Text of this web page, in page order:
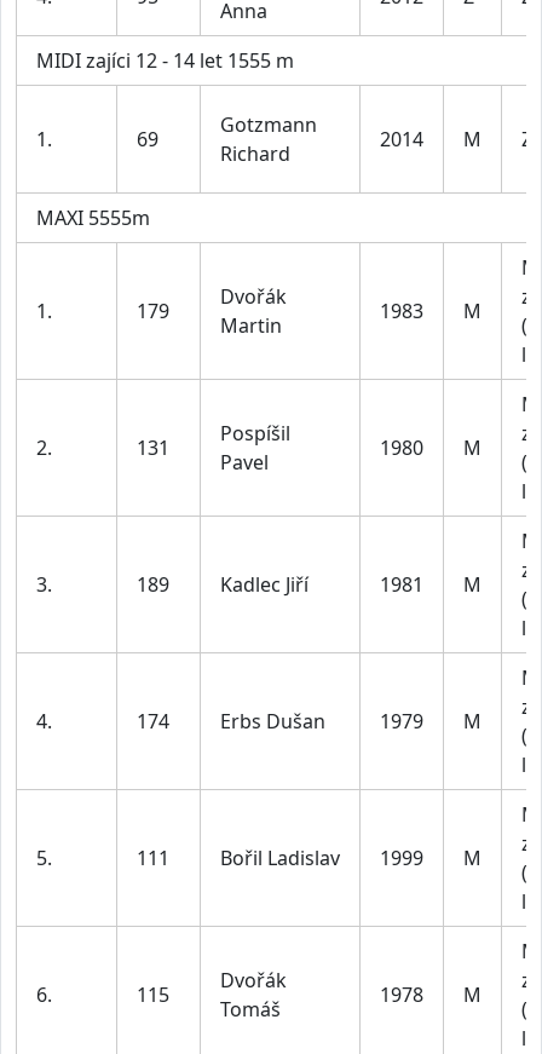
Anna
MIDI zajíci 12 - 14 let 1555 m
1. 69
Gotzmann
Richard
2014 M
MAXI 5555m
1. 179
Dvořák
Martin
1983 M
2. 131
Pospíšil
Pavel
1980 M
3. 189 Kadlec Jiří 1981 M
4. 174 Erbs Dušan 1979 M
5. 111 Bořil Ladislav 1999 M
6. 115
Dvořák
Tomáš
1978 M